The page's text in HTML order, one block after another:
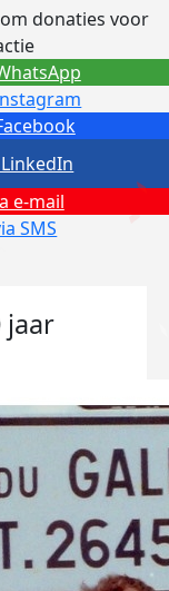
donaties voor
e-mail
SMS
jaar